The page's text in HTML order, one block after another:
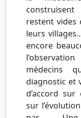
restent vides
leurs
encore
médecins
diagnostic et
d’accord
sur